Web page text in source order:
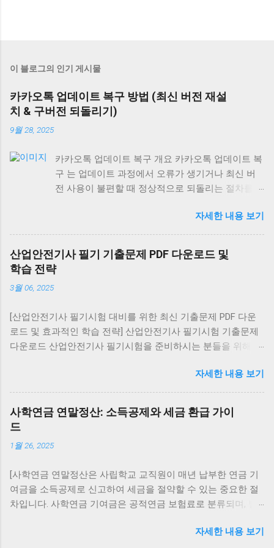
이 블로그의 인기 게시물
카카오톡 업데이트 복구 방법 (최신 버전 재설
치 & 구버전 되돌리기)
9월 28, 2025
카카오톡 업데이트 복구 개요 카카오톡 업데이트 복
구 는 업데이트 과정에서 오류가 생기거나 최신 버
전 사용이 불편할 때 정상적으로 되돌리는 절차를
하지만, 구버전 복구는 안드로이드에서만 제한적으
로 가능하며 iOS와 PC는 불가능합니다. 안드로이드
에서 카카오톡 업데이트 복구 최신 버전 재설치: 구
글 플레이 스토어 → 카카오톡 검색 → [삭제] → [다
경로 사용을 권장 대화 내역 유지: 설치 전 카카오톡
백업 을 통해 데이터를 저장하세요. 아이폰(iOS)에서
카카오톡 업데이트 복구 구버전 복구 불가능 (앱스
후 앱스토어에서 최신 버전 재설치 대화 내역은
iCloud 백업 을 통해 복원 가능 PC에서 카카오톡 업
데이트 복구 PC 카카오톡은 실행 시 자동 업데이트
복구 최신 버전 복구 안드로이드 가능 (APK 설치, 보
안 위험 존재) 가능 (플레이스토어 재설치) 아이폰
(iOS) 불가능 가능 (앱스토어 재설치) PC 불가능 가
능 (공식 홈페이지 재설치) 주의사항 구버전 카카오
자세한 내용 보기
산업안전기사 필기 기출문제 PDF 다운로드 및
학습 전략
3월 06, 2025
[산업안전기사 필기시험 대비를 위한 최신 기출문제 PDF 다운
로드 및 효과적인 학습 전략] 산업안전기사 필기시험 기출문제
다운로드 산업안전기사 필기시험을 준비하시는 분들을 위해 최
2016년부터 2022년까지의 7개년 기출문제를 다운로드하실 수
있습니다. 이 자료에는 교사용(정답 표시), 학생용(문제만), 해설
집(해설 및 정답 포함) 버전이 포함되어 있어 다양한 학습 방식
에 맞게 활용할 수 있습니다. 기출문제 다운로드 전자문제집
CBT 활용 인터넷을 통해 다양한 자격시험의 기출문제를 풀어볼
수 있는 전자문제집 CBT 사이트를 활용해보세요. 이동 중에도
이 공부할 수 있습니다. CBT 문제 풀기 산업안전기사 시험과목
및 출제유형 산업안전기사 필기시험은 총 6개의 과목으로 구성
되어 있습니다: 안전관리론 인간공학 및 시스템안전공학 기계
안전기술 각 과목은 객관식 4지 택일형으로, 과목당 20문항이
자세한 내용 보기
사학연금 연말정산: 소득공제와 세금 환급 가이
드
1월 26, 2025
[사학연금 연말정산은 사립학교 교직원이 매년 납부한 연금 기
여금을 소득공제로 신고하여 세금을 절약할 수 있는 중요한 절
차입니다. 사학연금 기여금은 공적연금 보험료로 분류되며, 별
연금 연말정산 절차, 준비 서류, 소득공제 혜택 및 유의사항을
자세한 내용 보기